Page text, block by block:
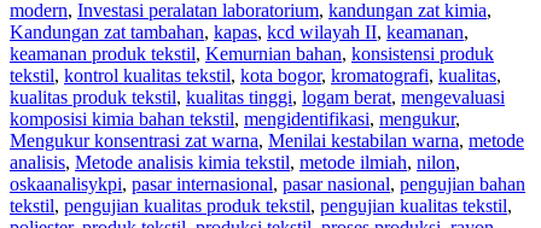
modern, Investasi peralatan laboratorium, kandungan zat kimia,
Kandungan zat tambahan, kapas, kcd wilayah II, keamanan,
keamanan produk tekstil, Kemurnian bahan, konsistensi produk
tekstil, kontrol kualitas tekstil, kota bogor, kromatografi, kualitas,
kualitas produk tekstil, kualitas tinggi, logam berat, mengevaluasi
komposisi kimia bahan tekstil, mengidentifikasi, mengukur,
Mengukur konsentrasi zat warna, Menilai kestabilan warna, metode
analisis, Metode analisis kimia tekstil, metode ilmiah, nilon,
oskaanalisykpi, pasar internasional, pasar nasional, pengujian bahan
tekstil, pengujian kualitas produk tekstil, pengujian kualitas tekstil,